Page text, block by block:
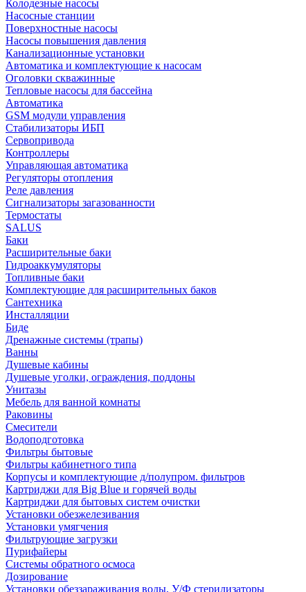
Колодезные насосы
Насосные станции
Поверхностные насосы
Насосы повышения давления
Канализационные установки
Автоматика и комплектующие к насосам
Оголовки скважинные
Тепловые насосы для бассейна
Автоматика
GSM модули управления
Стабилизаторы ИБП
Сервопривода
Контроллеры
Управляющая автоматика
Регуляторы отопления
Реле давления
Сигнализаторы загазованности
Термостаты
SALUS
Баки
Расширительные баки
Гидроаккумуляторы
Топливные баки
Комплектующие для расширительных баков
Сантехника
Инсталляции
Биде
Дренажные системы (трапы)
Ванны
Душевые кабины
Душевые уголки, ограждения, поддоны
Унитазы
Мебель для ванной комнаты
Раковины
Смесители
Водоподготовка
Фильтры бытовые
Фильтры кабинетного типа
Корпусы и комплектующие д/полупром. фильтров
Картриджи для Big Blue и горячей воды
Картриджи для бытовых систем очистки
Установки обезжелезивания
Установки умягчения
Фильтрующие загрузки
Пурифайеры
Системы обратного осмоса
Дозирование
Установки обеззараживания воды, У/Ф стерилизаторы